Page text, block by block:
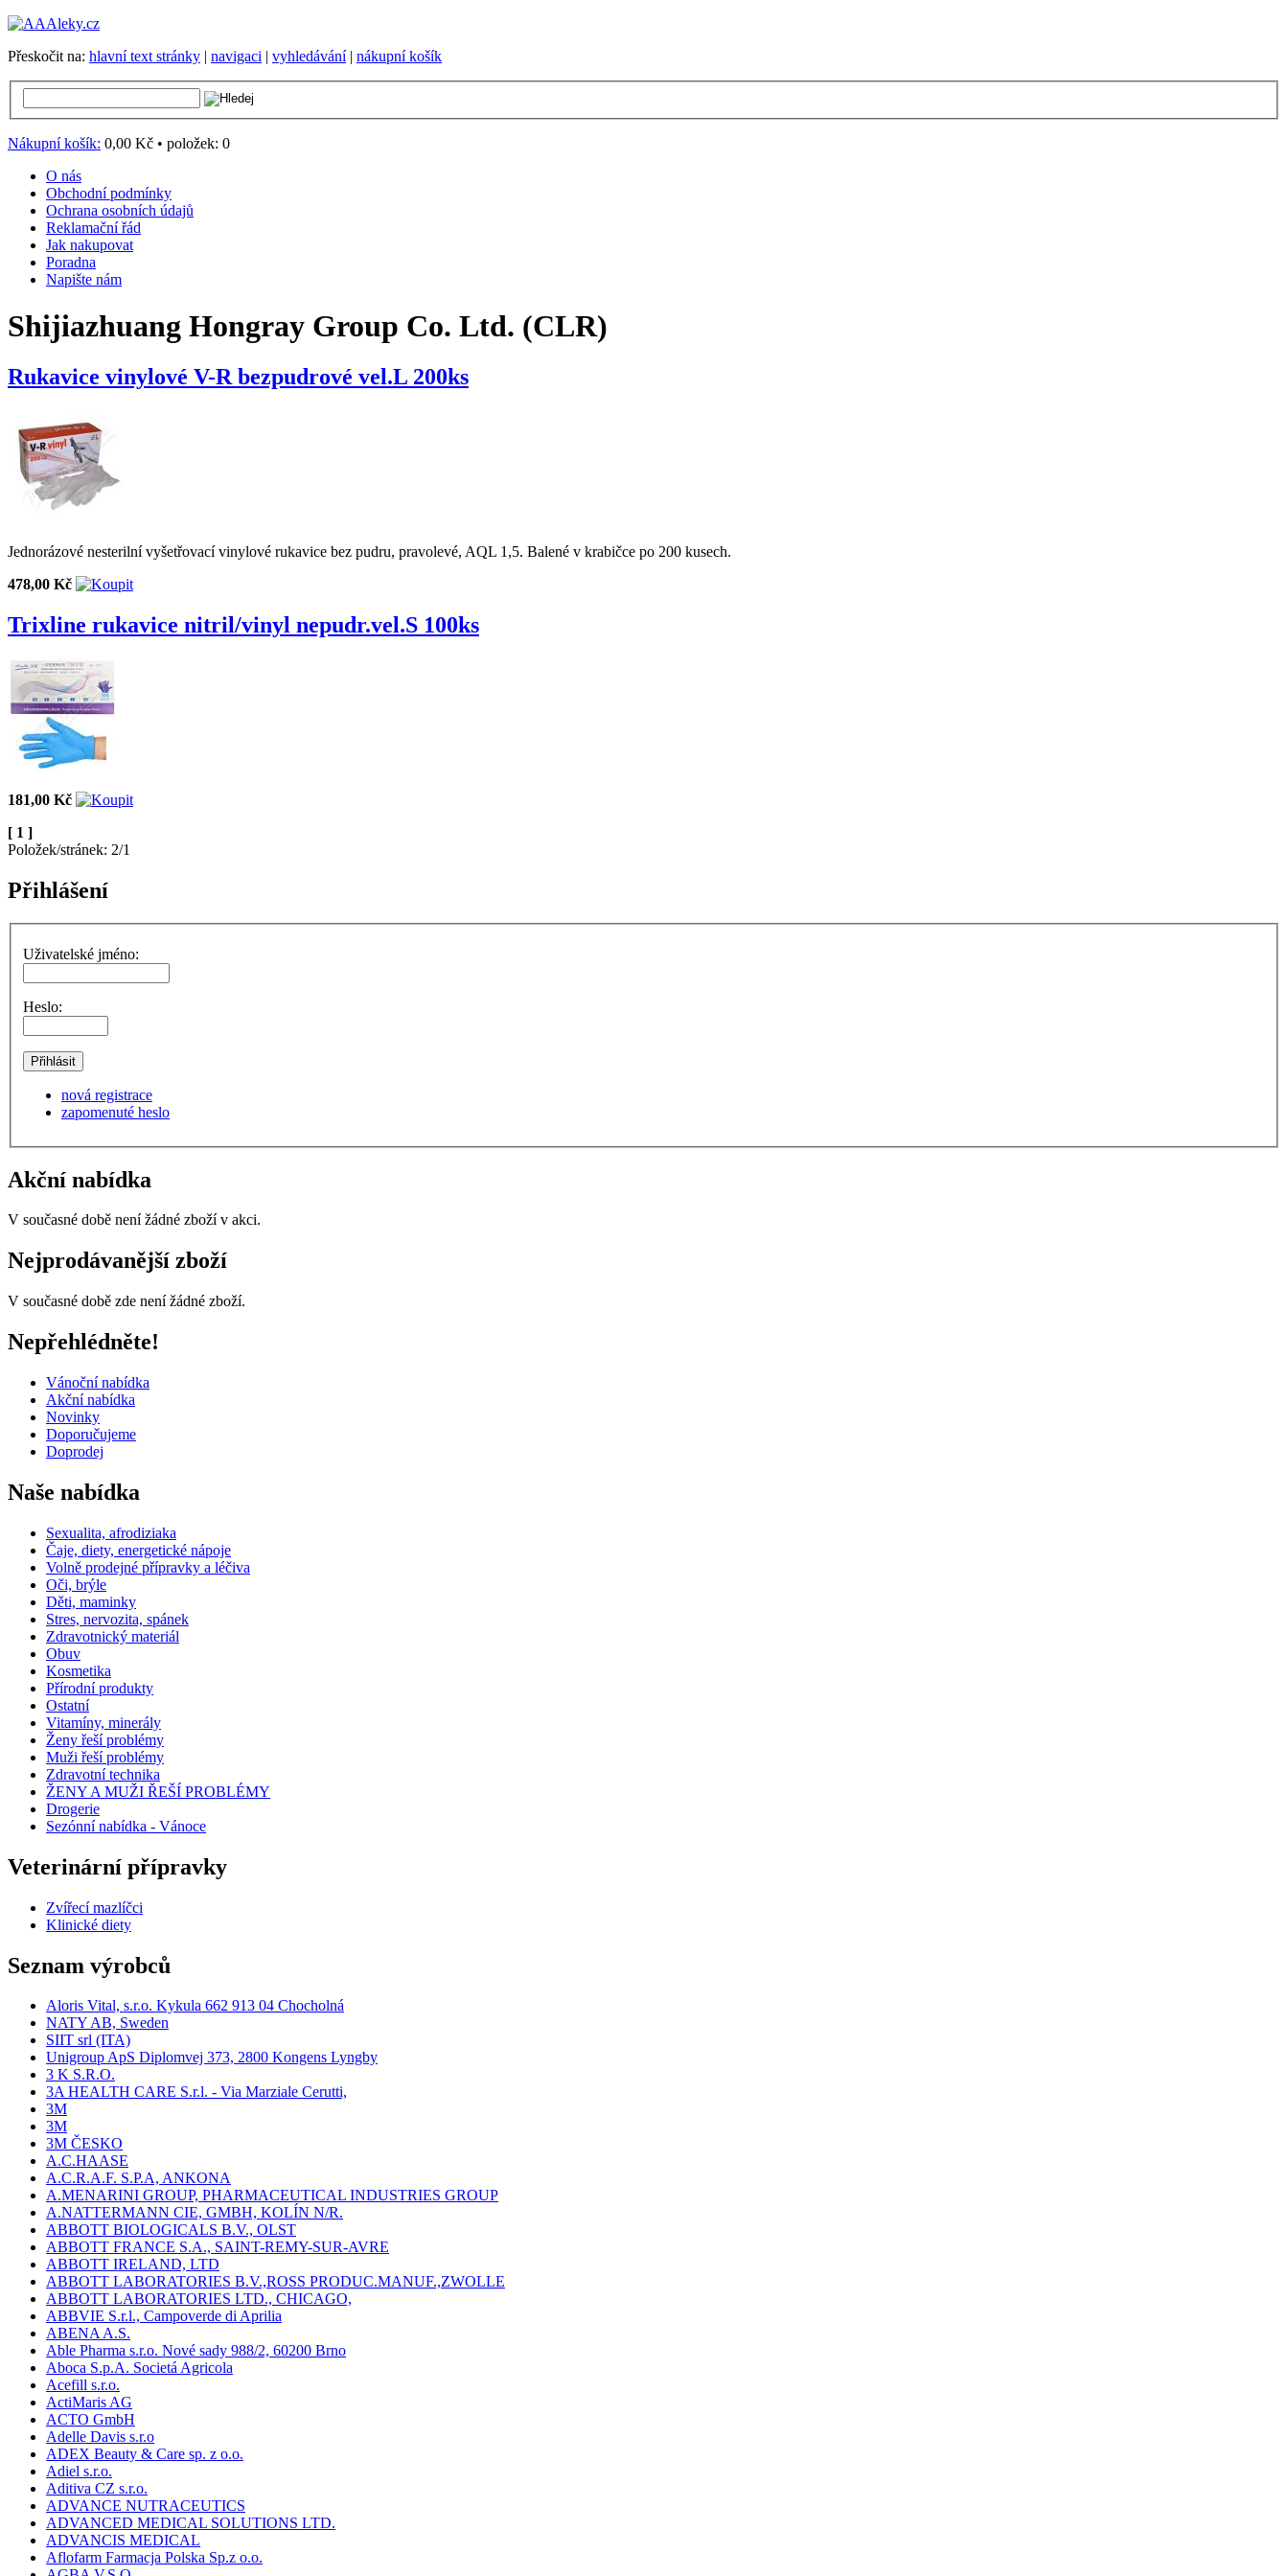
Přeskočit na: hlavní text stránky | navigaci | vyhledávání| nákupní košík
Nákupní košík: 0,00 Kč • položek: 0
O nás
Obchodní podmínky
Ochrana osobních údajů
Reklamační řád
Jak nakupovat
Poradna
Napište nám
Shijiazhuang Hongray Group Co. Ltd. (CLR)
Rukavice vinylové V-R bezpudrové vel.L 200ks
Jednorázové nesterilní vyšetřovací vinylové rukavice bez pudru, pravolevé, AQL 1,5. Balené v krabičce po 200 kusech.
478,00 Kč
Trixline rukavice nitril/vinyl nepudr.vel.S 100ks
181,00 Kč
[ 1 ]
Položek/stránek: 2/1
Přihlášení
Uživatelské jméno:
Heslo:
nová registrace
zapomenuté heslo
Akční nabídka
V současné době není žádné zboží v akci.
Nejprodávanější zboží
V současné době zde není žádné zboží.
Nepřehlédněte!
Vánoční nabídka
Akční nabídka
Novinky
Doporučujeme
Doprodej
Naše nabídka
Sexualita, afrodiziaka
Čaje, diety, energetické nápoje
Volně prodejné přípravky a léčiva
Oči, brýle
Děti, maminky
Stres, nervozita, spánek
Zdravotnický materiál
Obuv
Kosmetika
Přírodní produkty
Ostatní
Vitamíny, minerály
Ženy řeší problémy
Muži řeší problémy
Zdravotní technika
ŽENY A MUŽI ŘEŠÍ PROBLÉMY
Drogerie
Sezónní nabídka - Vánoce
Veterinární přípravky
Zvířecí mazlíčci
Klinické diety
Seznam výrobců
Aloris Vital, s.r.o. Kykula 662 913 04 Chocholná
NATY AB, Sweden
SIIT srl (ITA)
Unigroup ApS Diplomvej 373, 2800 Kongens Lyngby
3 K S.R.O.
3A HEALTH CARE S.r.l. - Via Marziale Cerutti,
3M
3M
3M ČESKO
A.C.HAASE
A.C.R.A.F. S.P.A, ANKONA
A.MENARINI GROUP, PHARMACEUTICAL INDUSTRIES GROUP
A.NATTERMANN CIE, GMBH, KOLÍN N/R.
ABBOTT BIOLOGICALS B.V., OLST
ABBOTT FRANCE S.A., SAINT-REMY-SUR-AVRE
ABBOTT IRELAND, LTD
ABBOTT LABORATORIES B.V.,ROSS PRODUC.MANUF.,ZWOLLE
ABBOTT LABORATORIES LTD., CHICAGO,
ABBVIE S.r.l., Campoverde di Aprilia
ABENA A.S.
Able Pharma s.r.o. Nové sady 988/2, 60200 Brno
Aboca S.p.A. Societá Agricola
Acefill s.r.o.
ActiMaris AG
ACTO GmbH
Adelle Davis s.r.o
ADEX Beauty & Care sp. z o.o.
Adiel s.r.o.
Aditiva CZ s.r.o.
ADVANCE NUTRACEUTICS
ADVANCED MEDICAL SOLUTIONS LTD.
ADVANCIS MEDICAL
Aflofarm Farmacja Polska Sp.z o.o.